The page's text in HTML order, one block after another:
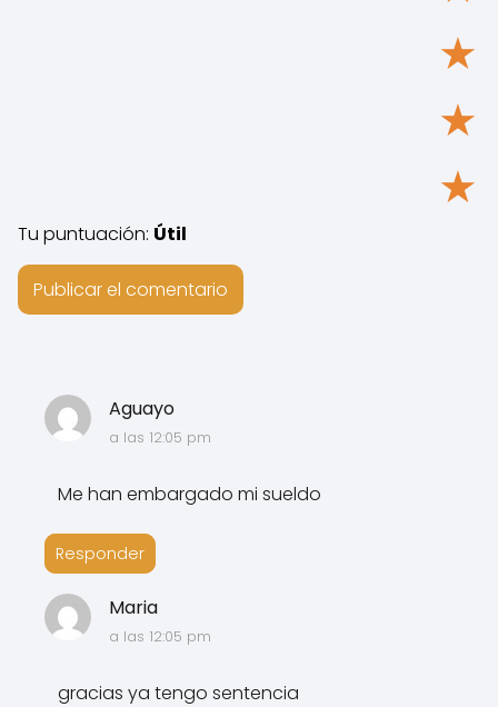
Aguayo
a las 12:05 pm
Me han embargado mi sueldo
Responder
Maria
a las 12:05 pm
gracias ya tengo sentencia
★
★
★
Tu puntuación: Útil